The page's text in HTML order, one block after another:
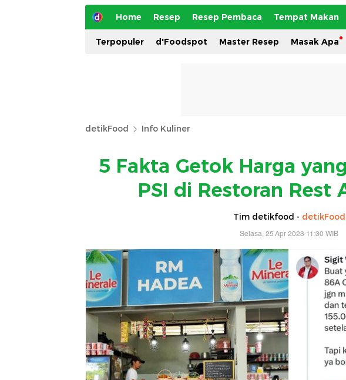
Home Resep Resep Pembaca Tempat Makan
Terpopuler d'Foodspot Master Resep Masak Apa
detikFood Info Kuliner
5 Fakta Getok Harga
PSI di Restoran Rest
Tim detikfood - detikFood
Selasa, 25 Apr 2023 11:30 WIB